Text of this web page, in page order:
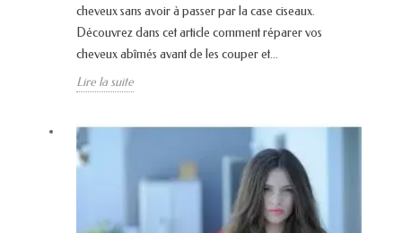
cheveux sans avoir à passer par la case ciseaux.
Découvrez dans cet article comment réparer vos
cheveux abîmés avant de les couper et...
Lire la suite